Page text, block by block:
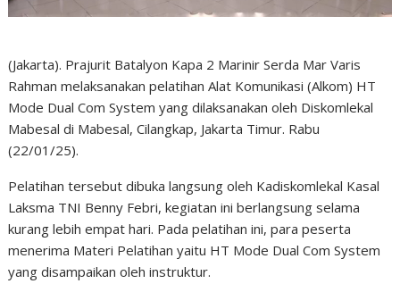
(Jakarta). Prajurit Batalyon Kapa 2 Marinir Serda Mar Varis
Rahman melaksanakan pelatihan Alat Komunikasi (Alkom) HT
Mode Dual Com System yang dilaksanakan oleh Diskomlekal
Mabesal di Mabesal, Cilangkap, Jakarta Timur. Rabu
(22/01/25).
Pelatihan tersebut dibuka langsung oleh Kadiskomlekal Kasal
Laksma TNI Benny Febri, kegiatan ini berlangsung selama
kurang lebih empat hari. Pada pelatihan ini, para peserta
menerima Materi Pelatihan yaitu HT Mode Dual Com System
yang disampaikan oleh instruktur.